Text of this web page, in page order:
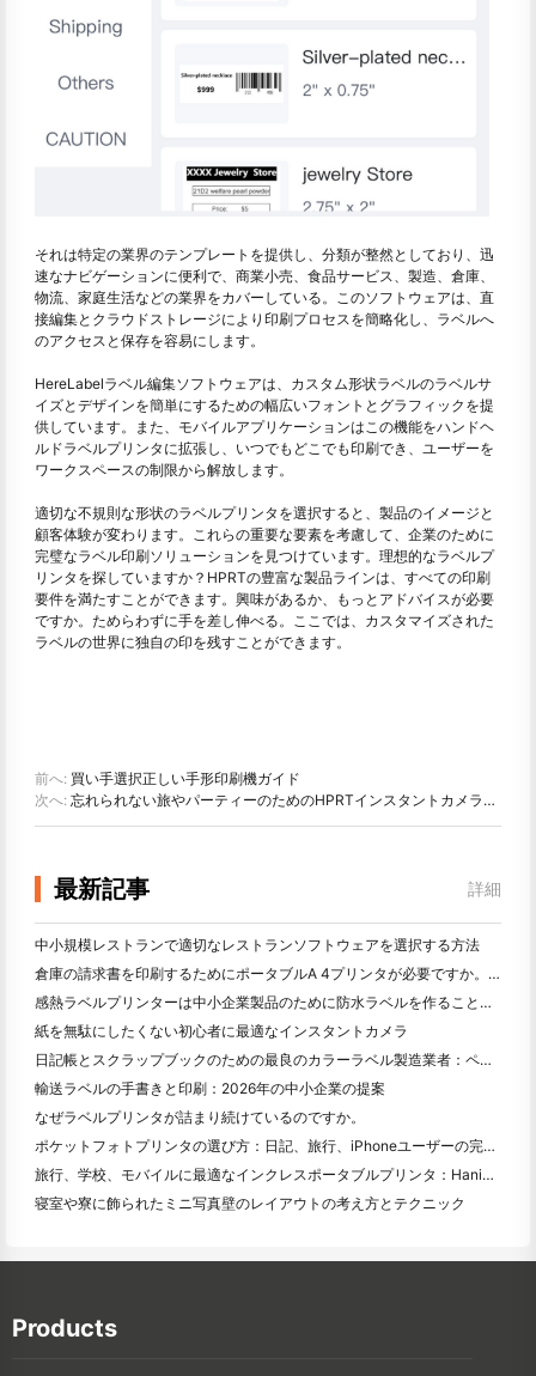
それは特定の業界のテンプレートを提供し、分類が整然としており、迅
速なナビゲーションに便利で、商業小売、食品サービス、製造、倉庫、
物流、家庭生活などの業界をカバーしている。このソフトウェアは、直
接編集とクラウドストレージにより印刷プロセスを簡略化し、ラベルへ
のアクセスと保存を容易にします。
HereLabelラベル編集ソフトウェアは、カスタム形状ラベルのラベルサ
イズとデザインを簡単にするための幅広いフォントとグラフィックを提
供しています。また、モバイルアプリケーションはこの機能をハンドヘ
ルドラベルプリンタに拡張し、いつでもどこでも印刷でき、ユーザーを
ワークスペースの制限から解放します。
適切な不規則な形状のラベルプリンタを選択すると、製品のイメージと
顧客体験が変わります。これらの重要な要素を考慮して、企業のために
完璧なラベル印刷ソリューションを見つけています。理想的なラベルプ
リンタを探していますか？HPRTの豊富な製品ラインは、すべての印刷
要件を満たすことができます。興味があるか、もっとアドバイスが必要
ですか。ためらわずに手を差し伸べる。ここでは、カスタマイズされた
ラベルの世界に独自の印を残すことができます。
前へ: 買い手選択正しい手形印刷機ガイド
次へ: 忘れられない旅やパーティーのためのHPRTインスタントカメラとフォトプリンタZ 1
最新記事 詳細
中小規模レストランで適切なレストランソフトウェアを選択する方法
倉庫の請求書を印刷するためにポータブルA 4プリンタが必要ですか。何が本当に効果的なのか
感熱ラベルプリンターは中小企業製品のために防水ラベルを作ることができますか？
紙を無駄にしたくない初心者に最適なインスタントカメラ
日記帳とスクラップブックのための最良のカラーラベル製造業者：ページごとにさらに色を追加
輸送ラベルの手書きと印刷：2026年の中小企業の提案
なぜラベルプリンタが詰まり続けているのですか。
ポケットフォトプリンタの選び方：日記、旅行、iPhoneユーザーの完全ガイド
旅行、学校、モバイルに最適なインクレスポータブルプリンタ：Hanin MT 620 Pro評価
寝室や寮に飾られたミニ写真壁のレイアウトの考え方とテクニック
Products